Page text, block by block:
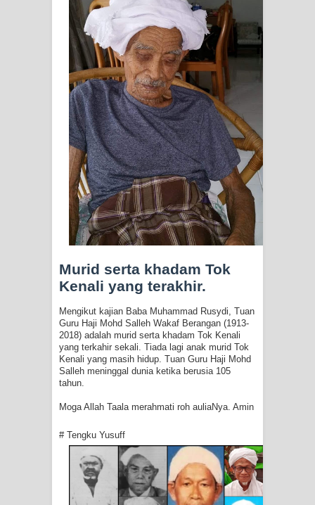
Murid serta khadam Tok
Kenali yang terakhir.
Mengikut kajian Baba Muhammad Rusydi, Tuan
Guru Haji Mohd Salleh Wakaf Berangan (1913-
2018) adalah murid serta khadam Tok Kenali
yang terkahir sekali. Tiada lagi anak murid Tok
Kenali yang masih hidup. Tuan Guru Haji Mohd
Salleh meninggal dunia ketika berusia 105
tahun.
Moga Allah Taala merahmati roh auliaNya. Amin
# Tengku Yusuff